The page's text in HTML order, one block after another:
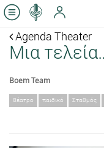
Agenda Theater
Μια
Boem Team
θέατρο παιδικό Σταθμός